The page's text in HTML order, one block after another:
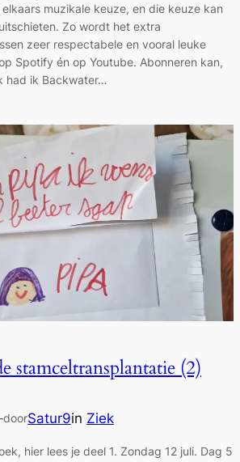
muzikale keuze, en die keuze kan
Zo wordt het extra
zeer respectabele en vooral leuke
Spotify én op Youtube. Abonneren kan,
had ik Backwater…
stamceltransplantatie (2)
doorSatur9in Ziek
hier lees je deel 1. Zondag 12 juli. Dag 5